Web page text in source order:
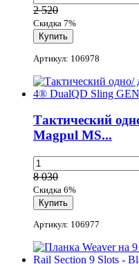
2 520
Скидка 7%
Артикул: 106978
Тактический
Magpul MS...
8 030
Скидка 6%
Артикул: 106977